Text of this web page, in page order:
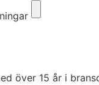
över 15 år i